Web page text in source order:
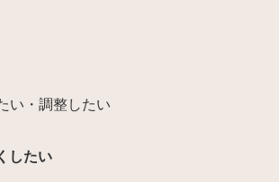
い・調整したい
したい